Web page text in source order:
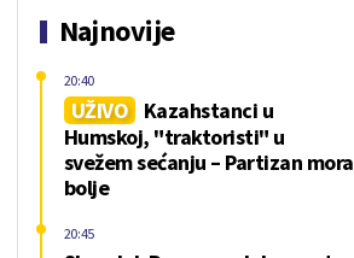
Najnovije
UŽIVO
Kazahstanci u
Humskoj, "traktoristi" u
svežem sećanju – Partizan mora
bolje
20:40
20:45